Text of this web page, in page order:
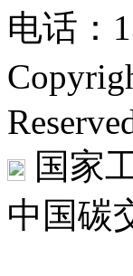
电话：
国家
中国碳